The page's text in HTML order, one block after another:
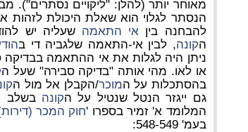
מאוחר יותר (להלן: "ליקויים נסתרים").
הנסתר לגלוי הוא שאלת היכולת לזהות
להבחנה בין אי התאמה שעליה יש
הקונה, לבין אי-התאמה שלגביה די ב
ניתן היה לגלות את אי ההתאמה
או לאו. מהי אותה "בדיקה סבירה" שעל ה
בהסתכלות על המוכר/הקבלן אל מול ה
גם ייגזר הנטל שנטיל על הקונה בשלב
המלומד א' זמיר בספרו 'חוק המכר
בעמ' 548-549: